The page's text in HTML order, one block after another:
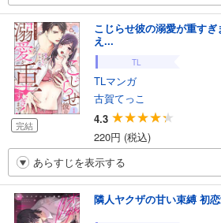
完結
こじらせ彼の溺愛が重す
え...
TL
TLマンガ
古賀てっこ
4.3
220円 (税込)
あらすじを表示する
隣人ヤクザの甘い束縛 初